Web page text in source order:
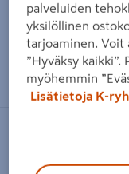
Zoomaa
Aitaverkko
palveluiden
yksilöllinen
tarjoaminen. Voit
”Hyväksy
myöhemmin
Lisätietoja K-